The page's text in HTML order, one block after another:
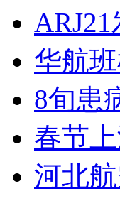
华航
8旬患
春节
河北